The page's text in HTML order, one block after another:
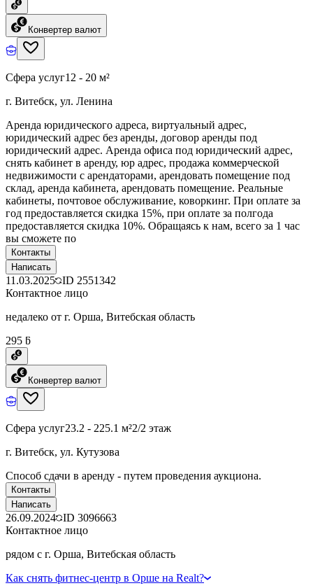
Конвертер валют
Сфера услуг12 - 20 м²
г. Витебск, ул. Ленина
Аренда юридического адреса, виртуальный адрес,
юридический адрес без аренды, договор аренды под
юридический адрес. Аренда офиса под юридический адрес,
снять кабинет в аренду, юр адрес, продажа коммерческой
недвижимости с арендаторами, арендовать помещение под
склад, аренда кабинета, арендовать помещение. Реальные
кабинеты, почтовое обслуживание, коворкинг. При оплате за
год предоставляется скидка 15%, при оплате за полгода
предоставляется скидка 10%. Обращаясь к нам, всего за 1 час
вы сможете по
Контакты
Написать
11.03.2025 ID 2551342
Контактное лицо
недалеко от г. Орша, Витебская область
295 ƃ
Конвертер валют
Сфера услуг23.2 - 225.1 м²2/2 этаж
г. Витебск, ул. Кутузова
Способ сдачи в аренду - путем проведения аукциона.
Контакты
Написать
26.09.2024 ID 3096663
Контактное лицо
рядом с г. Орша, Витебская область
Как снять фитнес-центр в Орше на Realt?